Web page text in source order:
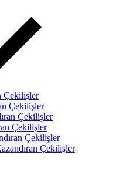
Çekilişler
Çekilişler
Çekilişler
Çekilişler
Çekilişler
Çekilişler